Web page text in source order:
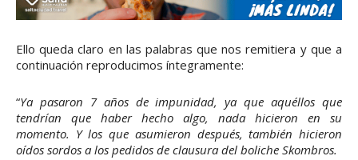
Ello queda claro en las palabras que nos remitiera y que a
continuación reproducimos íntegramente:
“Ya pasaron 7 años de impunidad, ya que aquéllos que
tendrían que haber hecho algo, nada hicieron en su
momento. Y los que asumieron después, también hicieron
oídos sordos a los pedidos de clausura del boliche Skombros.